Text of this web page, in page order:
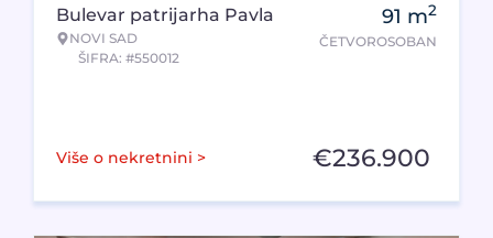
Bulevar patrijarha Pavla
NOVI SAD
ŠIFRA: #550012
91 m2
ČETVOROSOBAN
Više o nekretnini > €236.900